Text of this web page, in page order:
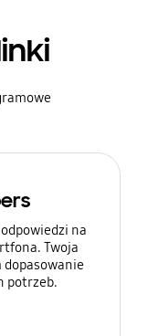
na
Twoja
dopasowanie
potrzeb.